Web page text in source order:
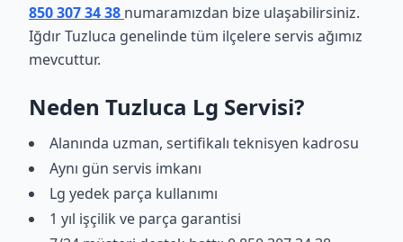
850 307 34 38 numaramızdan bize ulaşabilirsiniz.
Iğdır Tuzluca genelinde tüm ilçelere servis ağımız
mevcuttur.
Neden Tuzluca Lg Servisi?
Alanında uzman, sertifikalı teknisyen kadrosu
Aynı gün servis imkanı
Lg yedek parça kullanımı
1 yıl işçilik ve parça garantisi